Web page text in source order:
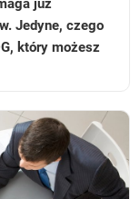
już
Jedyne, czego
który możesz